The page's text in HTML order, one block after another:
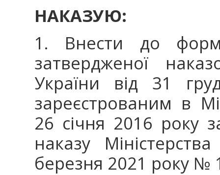
НАКАЗУЮ:
1. Внести до
затвердженої
України від 31
зареєстрованим в
26 січня 2016 року
наказу
березня 2021 року №